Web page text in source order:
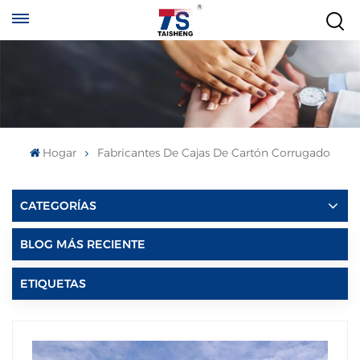
Hogar Fabricantes De Cajas De Cartón Corrugado
CATEGORÍAS
BLOG MÁS RECIENTE
ETIQUETAS